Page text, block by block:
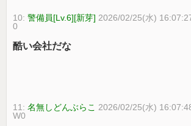
10:警備員[Lv.6][新芽] 2026/02/25(水)
0
酷い会社だな
11:名無しどんぶらこ 2026/02/25(水)
W0